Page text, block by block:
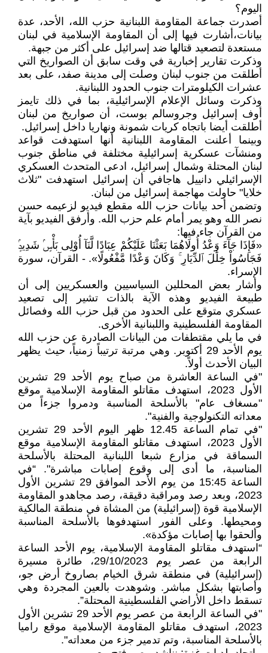
اليوم؟
أصدرت جماعة المقاومة اللبنانية حزب الله، الأحد، عدة
بيانات،أشارت فيها إلى أن المقاومة الإسلامية في لبنان
مستعدة لتصعيد قتالها ضد إسرائيل على أكثر من جبهة.
وذكرت تقارير إخبارية في وقت سابق أن الصواريخ التي
أطلقت من جنوب لبنان وصلت إلى مدينة صفد، على بعد
عشرات الكيلومترات جنوب الحدود اللبنانية.
وذكرت وسائل الإعلام الإسرائيلية، بما في ذلك تايمز
أوف إسرائيل وجروسالم بوست، أن صواريخ من لبنان
أطلقت أيضا باتجاه كريات شمونة ونهاريا داخل إسرائيل.
وبينما أعلنت المقاومة اللبنانية أنها استهدفت قواعد
ومنشآت عسكرية إسرائيلية مختلفة في مناطق جنوب
لبنان المحتلة وشمال إسرائيل، ادعى المتحدث العسكري
الإسرائيلي دانييل هاجافي أن إسرائيل استهدفت "ثلاث
خلايا" حاولت مهاجمة إسرائيل من لبنان.
وتضمن أحد بيانات حزب الله مقطع فيديو لزعيمه حسن
نصر الله وهو يمر أمام علم حزب الله. وأرفق الفيديو بآية
من القرآن جاء فيها:
«فَإِذَا جَآءَ وَعْدُ أُولَاهُمَا بَعَثْنَا عَلَيْكُمْ عِبَادًا لَّنَآ أُوْلِى بَأْسٍۢ شَدِيدٍۢ
فَجَاسُواْ خِلَٰلَ ٱلدِّيَارِ ۚ وَكَانَ وَعْدًا مَّفْعُولًا». - القرآن، سورة
الإسراء.
وأشار بعض المحللين السياسيين والعسكريين إلى أن
طبيعة الفيديو وهذه الآية بالذات تشير إلى تصعيد
عسكري متوقع على الحدود من قبل حزب الله وفصائل
المقاومة الفلسطينية واللبنانية الأخرى.
في ما يلي مقتطفات من البيانات الصادرة عن حزب الله
يوم الأحد 29 أكتوبر. وهي مرتبة ترتيباً زمنياً، حيث يظهر
البيان الأحدث أولاً.
"في الساعة العاشرة من صباح يوم الأحد 29 تشرين
الأول 2023، استهدف مقاتلو المقاومة الإسلامية موقع
"مسغاف عام" بالأسلحة المناسبة ودمروا جزءاً من
معداته التكنولوجية والفنية".
"في تمام الساعة 12.45 ظهر اليوم الأحد 29 تشرين
الأول 2023، استهدف مقاتلو المقاومة الإسلامية موقع
السماقة في مزارع شبعا اللبنانية المحتلة بالأسلحة
المناسبة، ما أدى إلى وقوع إصابات مباشرة". ‏“في
الساعة 15:45 من يوم الأحد الموافق 29 تشرين الأول
2023، وبعد رصد ومراقبة دقيقة، رصد مجاهدو المقاومة
الإسلامية قوة (إسرائيلية) من المشاة في منطقة المالكية
ومحيطها. وعلى الفور استهدفوها بالأسلحة المناسبة
وألحقوا بها إصابات مؤكدة».
“استهدف مقاتلو المقاومة الإسلامية، يوم الأحد الساعة
الرابعة من عصر يوم 29/10/2023، طائرة مسيرة
(إسرائيلية) في منطقة شرق الخيام بصاروخ أرض جو،
وأصابتها بشكل مباشر. وشوهدت بالعين المجردة وهي
تسقط داخل الأراضي الفلسطينية المحتلة”.
"في الساعة الرابعة من عصر يوم الأحد 29 تشرين الأول
2023، استهدف مقاتلو المقاومة الإسلامية موقع راميا
بالأسلحة المناسبة، وتم تدمير جزء من معداته".